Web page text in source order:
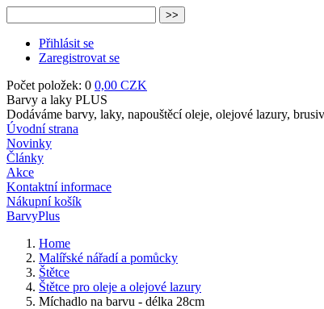
Přihlásit se
Zaregistrovat se
Počet položek: 0 0,00 CZK
Barvy a laky PLUS
Dodáváme barvy, laky, napouštěcí oleje, olejové lazury,
Úvodní strana
Novinky
Články
Akce
Kontaktní informace
Nákupní košík
BarvyPlus
Home
Malířské nářadí a pomůcky
Štětce
Štětce pro oleje a olejové lazury
Míchadlo na barvu - délka 28cm